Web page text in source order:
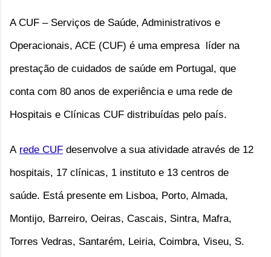
A CUF – Serviços de Saúde, Administrativos e
Operacionais, ACE (CUF) é uma empresa líder na
prestação de cuidados de saúde em Portugal, que
conta com 80 anos de experiência e uma rede de
Hospitais e Clínicas CUF distribuídas pelo país.
A rede CUF desenvolve a sua atividade através de 12
hospitais, 17 clínicas, 1 instituto e 13 centros de
saúde. Está presente em Lisboa, Porto, Almada,
Montijo, Barreiro, Oeiras, Cascais, Sintra, Mafra,
Torres Vedras, Santarém, Leiria, Coimbra, Viseu, S.